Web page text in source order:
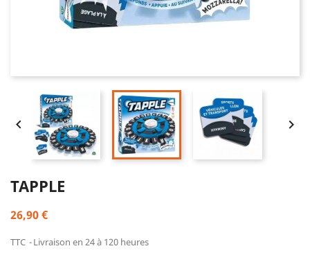
 
TAPPLE
26,90 €
TTC Livraison en 24 à 120 heures